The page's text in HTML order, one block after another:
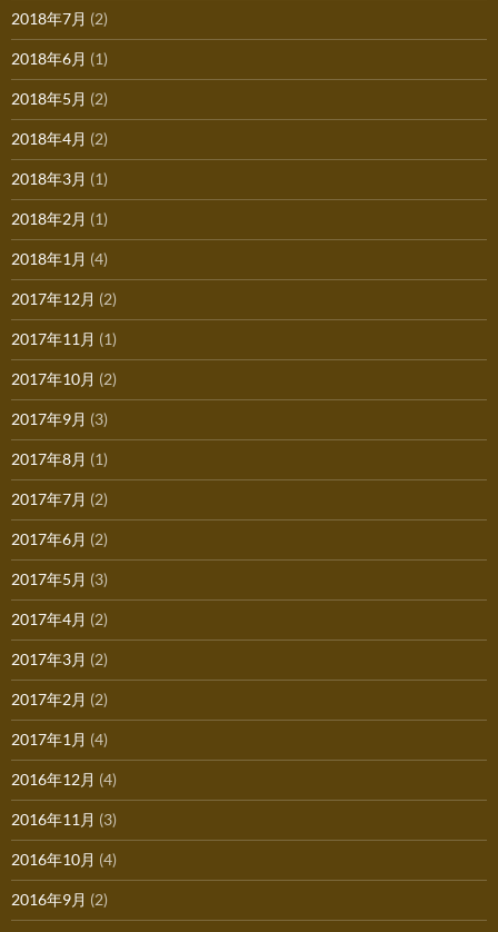
2018年7月 (2)
2018年6月 (1)
2018年5月 (2)
2018年4月 (2)
2018年3月 (1)
2018年2月 (1)
2018年1月 (4)
2017年12月 (2)
2017年11月 (1)
2017年10月 (2)
2017年9月 (3)
2017年8月 (1)
2017年7月 (2)
2017年6月 (2)
2017年5月 (3)
2017年4月 (2)
2017年3月 (2)
2017年2月 (2)
2017年1月 (4)
2016年12月 (4)
2016年11月 (3)
2016年10月 (4)
2016年9月 (2)